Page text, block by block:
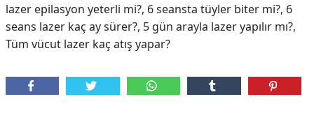
lazer epilasyon yeterli mi?, 6 seansta tüyler biter mi?, 6
seans lazer kaç ay sürer?, 5 gün arayla lazer yapılır mı?,
Tüm vücut lazer kaç atış yapar?